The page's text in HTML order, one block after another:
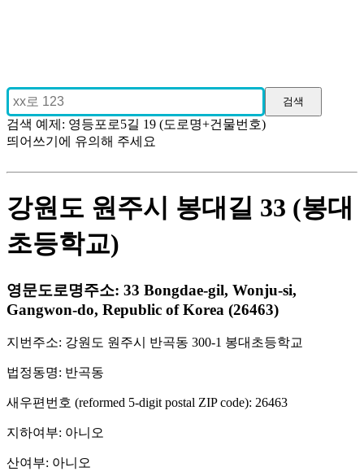
검색 예제: 영등포로5길 19 (도로명+건물번호)
띄어쓰기에 유의해 주세요
강원도 원주시 봉대길 33 (봉대
초등학교)
영문도로명주소: 33 Bongdae-gil, Wonju-si,
Gangwon-do, Republic of Korea (26463)
지번주소: 강원도 원주시 반곡동 300-1 봉대초등학교
법정동명: 반곡동
새우편번호 (reformed 5-digit postal ZIP code): 26463
지하여부: 아니오
산여부: 아니오